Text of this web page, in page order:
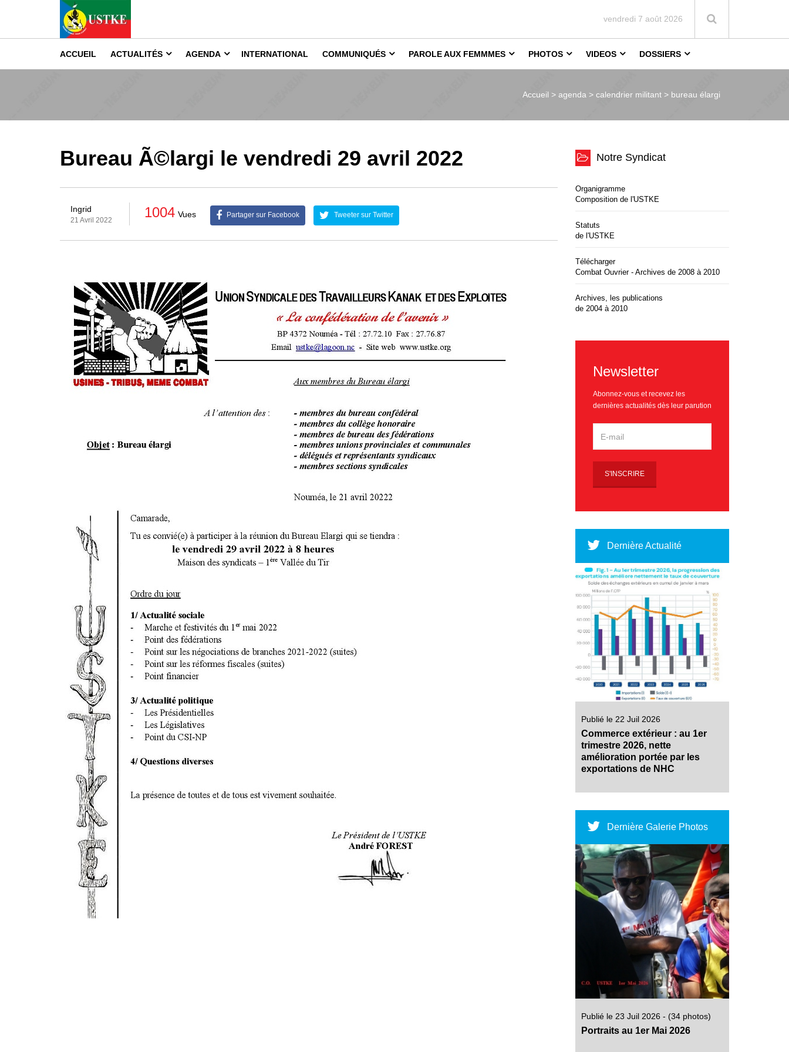
vendredi 7 août 2026
ACCUEIL ACTUALITÉS AGENDA INTERNATIONAL COMMUNIQUÉS PAROLE AUX FEMMMES PHOTOS VIDEOS DOSSIERS
Accueil > agenda > calendrier militant > bureau élargi
Bureau Ã©largi le vendredi 29 avril 2022
Ingrid
21 Avril 2022
1004 Vues Partager sur Facebook Tweeter sur Twitter
Notre Syndicat
Organigramme
Composition de l'USTKE
Statuts
de l'USTKE
Télécharger
Combat Ouvrier - Archives de 2008 à 2010
Archives, les publications
de 2004 à 2010
Newsletter
Abonnez-vous et recevez les
dernières actualités dès leur parution
Dernière Actualité
Publié le 22 Juil 2026
Commerce extérieur : au 1er
trimestre 2026, nette
amélioration portée par les
exportations de NHC
Dernière Galerie Photos
Publié le 23 Juil 2026 - (34 photos)
Portraits au 1er Mai 2026